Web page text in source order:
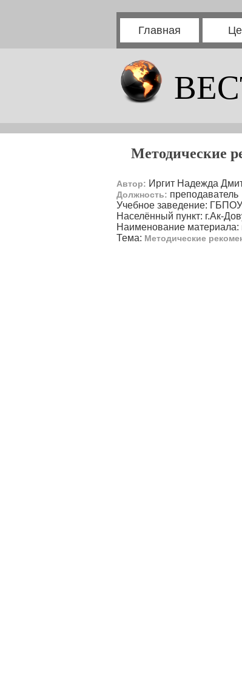
Главная
Методические
Автор: Иргит Надежда
Должность: преподаватель
Учебное заведение:
Населённый пункт: г.Ак-
Наименование материала:
Тема: Методические